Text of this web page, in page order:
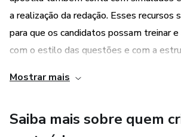
a realização da redação. Esses recursos
para que os candidatos possam treinar
com o estilo das questões e com a
no concurso.
Mostrar mais
Saiba mais sobre quem